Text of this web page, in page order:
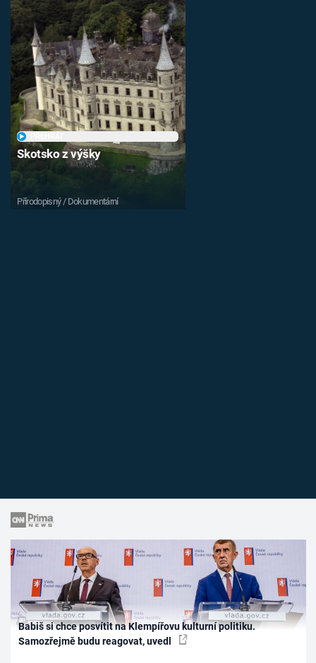
Skotsko z výšky
Přírodopisný / Dokumentární
Babiš si chce posvítit na Klempířovu kulturní politiku.
Samozřejmě budu reagovat, uvedl